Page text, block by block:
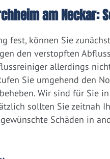
am Neckar:
fest, können Sie
den verstopften
allerdings
Sie umgehend den
Wir sind für Sie
sollten Sie zeitnah
Schäden in